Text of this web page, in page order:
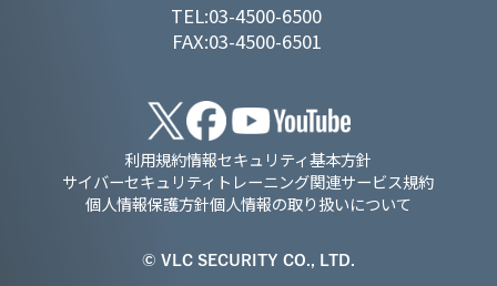
TEL:03-4500-6500
FAX:03-4500-6501
利用規約情報セキュリティ基本方針
サイバーセキュリティトレーニング関連サービス規約
個人情報保護方針個人情報の取り扱いについて
© VLC SECURITY CO., LTD.